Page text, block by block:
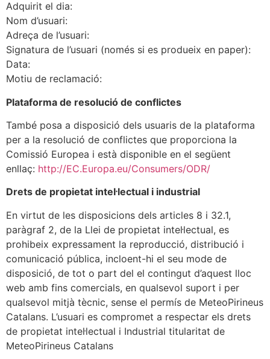
Adquirit el dia:
Nom d’usuari:
Adreça de l’usuari:
Signatura de l’usuari (només si es produeix en paper):
Data:
Motiu de reclamació:
Plataforma de resolució de conflictes
També posa a disposició dels usuaris de la plataforma
per a la resolució de conflictes que proporciona la
Comissió Europea i està disponible en el següent
enllaç: http://EC.Europa.eu/Consumers/ODR/
Drets de propietat intel·lectual i industrial
En virtut de les disposicions dels articles 8 i 32.1,
paràgraf 2, de la Llei de propietat intel·lectual, es
prohibeix expressament la reproducció, distribució i
comunicació pública, incloent-hi el seu mode de
disposició, de tot o part del el contingut d’aquest lloc
web amb fins comercials, en qualsevol suport i per
qualsevol mitjà tècnic, sense el permís de MeteoPirineus
Catalans. L’usuari es compromet a respectar els drets
de propietat intel·lectual i Industrial titularitat de
MeteoPirineus Catalans